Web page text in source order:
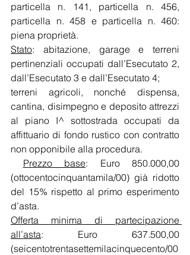
particella n. 141, particella n. 456,
particella n. 458 e particella n. 460:
piena proprietà.
Stato: abitazione, garage e terreni
pertinenziali occupati dall’Esecutato 2,
dall’Esecutato 3 e dall’Esecutato 4;
terreni agricoli, nonché dispensa,
cantina, disimpegno e deposito attrezzi
al piano I^ sottostrada occupati da
affittuario di fondo rustico con contratto
non opponibile alla procedura.
Prezzo base: Euro 850.000,00
(ottocentocinquantamila/00) già ridotto
del 15% rispetto al primo esperimento
d’asta.
Offerta minima di partecipazione
all’asta: Euro 637.500,00
(seicentotrentasettemilacinquecento/00